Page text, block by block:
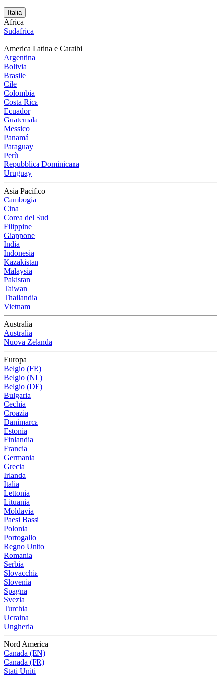
Italia
Africa
Sudafrica
America Latina e Caraibi
Argentina
Bolivia
Brasile
Cile
Colombia
Costa Rica
Ecuador
Guatemala
Messico
Panamá
Paraguay
Perù
Repubblica Dominicana
Uruguay
Asia Pacifico
Cambogia
Cina
Corea del Sud
Filippine
Giappone
India
Indonesia
Kazakistan
Malaysia
Pakistan
Taiwan
Thailandia
Vietnam
Australia
Australia
Nuova Zelanda
Europa
Belgio (FR)
Belgio (NL)
Belgio (DE)
Bulgaria
Cechia
Croazia
Danimarca
Estonia
Finlandia
Francia
Germania
Grecia
Irlanda
Italia
Lettonia
Lituania
Moldavia
Paesi Bassi
Polonia
Portogallo
Regno Unito
Romania
Serbia
Slovacchia
Slovenia
Spagna
Svezia
Turchia
Ucraina
Ungheria
Nord America
Canada (EN)
Canada (FR)
Stati Uniti